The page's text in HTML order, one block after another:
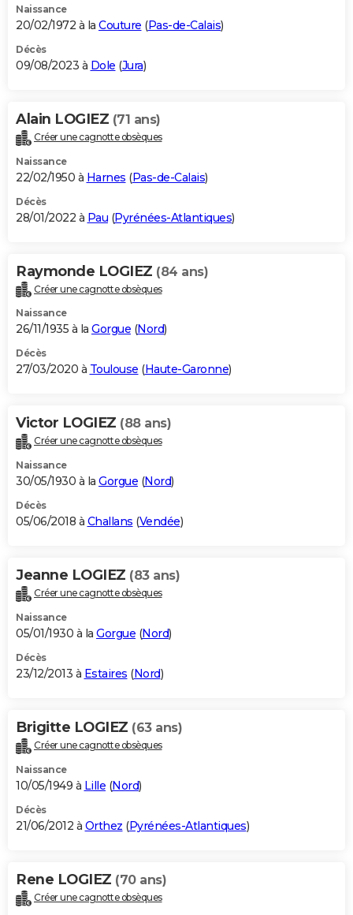
Naissance
20/02/1972 à la Couture (Pas-de-Calais)
Décès
09/08/2023 à Dole (Jura)
Alain LOGIEZ (71 ans)
Créer une cagnotte obsèques
Naissance
22/02/1950 à Harnes (Pas-de-Calais)
Décès
28/01/2022 à Pau (Pyrénées-Atlantiques)
Raymonde LOGIEZ (84 ans)
Créer une cagnotte obsèques
Naissance
26/11/1935 à la Gorgue (Nord)
Décès
27/03/2020 à Toulouse (Haute-Garonne)
Victor LOGIEZ (88 ans)
Créer une cagnotte obsèques
Naissance
30/05/1930 à la Gorgue (Nord)
Décès
05/06/2018 à Challans (Vendée)
Jeanne LOGIEZ (83 ans)
Créer une cagnotte obsèques
Naissance
05/01/1930 à la Gorgue (Nord)
Décès
23/12/2013 à Estaires (Nord)
Brigitte LOGIEZ (63 ans)
Créer une cagnotte obsèques
Naissance
10/05/1949 à Lille (Nord)
Décès
21/06/2012 à Orthez (Pyrénées-Atlantiques)
Rene LOGIEZ (70 ans)
Créer une cagnotte obsèques